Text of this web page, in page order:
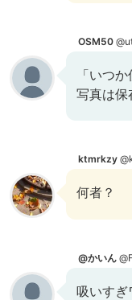
OSM50
「いつ
写真は保
ktmrkzy
何者？
@かいん
吸いす